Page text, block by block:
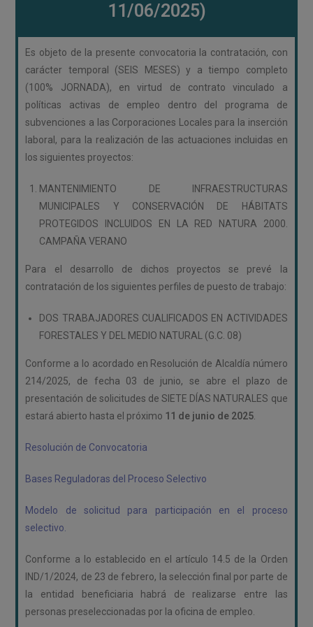
11/06/2025)
Es objeto de la presente convocatoria la contratación, con
carácter temporal (SEIS MESES) y a tiempo completo
(100% JORNADA), en virtud de contrato vinculado a
políticas activas de empleo dentro del programa de
subvenciones a las Corporaciones Locales para la inserción
laboral, para la realización de las actuaciones incluidas en
los siguientes proyectos:
MANTENIMIENTO DE INFRAESTRUCTURAS
MUNICIPALES Y CONSERVACIÓN DE HÁBITATS
PROTEGIDOS INCLUIDOS EN LA RED NATURA 2000.
CAMPAÑA VERANO
Para el desarrollo de dichos proyectos se prevé la
contratación de los siguientes perfiles de puesto de trabajo:
DOS TRABAJADORES CUALIFICADOS EN ACTIVIDADES
FORESTALES Y DEL MEDIO NATURAL (G.C. 08)
Conforme a lo acordado en Resolución de Alcaldía número
214/2025, de fecha 03 de junio, se abre el plazo de
presentación de solicitudes de SIETE DÍAS NATURALES que
estará abierto hasta el próximo 11 de junio de 2025
Resolución de Convocatoria
Bases Reguladoras del Proceso Selectivo
Modelo de solicitud para participación en el proceso
selectivo.
Conforme a lo establecido en el artículo 14.5 de la Orden
IND/1/2024, de 23 de febrero, la selección final por parte de
la entidad beneficiaria habrá de realizarse entre las
personas preseleccionadas por la oficina de empleo.